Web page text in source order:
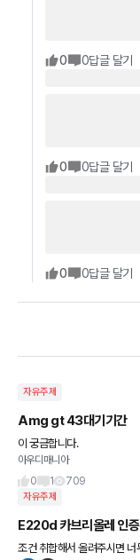
0 0답글 달기
0 0답글 달기
0 0답글 달기
자유주제
Amg gt 43대기기간
이 궁금합니다.
아우디매니아
0
1 709
자유주제
E220d 카브리올레 인
조건 취합해서 올려주시면 너